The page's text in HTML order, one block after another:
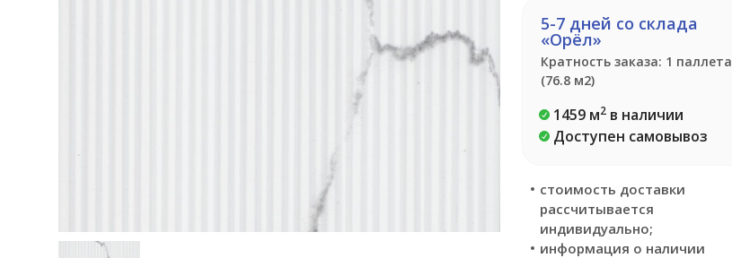
5-7 дней со склада
«Орёл»
Кратность заказа: 1 паллета
(76.8 м2)
1459 м2в наличии
Доступен самовывоз
стоимость доставки
рассчитывается
индивидуально;
информация о наличии